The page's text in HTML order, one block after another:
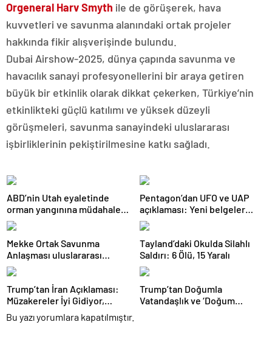
Orgeneral Harv Smyth ile de görüşerek, hava
kuvvetleri ve savunma alanındaki ortak projeler
hakkında fikir alışverişinde bulundu.
Dubai Airshow-2025, dünya çapında savunma ve
havacılık sanayi profesyonellerini bir araya getiren
büyük bir etkinlik olarak dikkat çekerken, Türkiye’nin
etkinlikteki güçlü katılımı ve yüksek düzeyli
görüşmeleri, savunma sanayindeki uluslararası
işbirliklerinin pekiştirilmesine katkı sağladı.
ABD’nin Utah eyaletinde
orman yangınına müdahale
eden helikopter düştü
Pentagon’dan UFO ve UAP
açıklaması: Yeni belgeler
kamuoyuyla paylaşıldı
Mekke Ortak Savunma
Anlaşması uluslararası
basında geniş yankı uyandırdı
Tayland’daki Okulda Silahlı
Saldırı: 6 Ölü, 15 Yaralı
Trump’tan İran Açıklaması:
Müzakereler İyi Gidiyor,
Anlaşma Sağlanabilir
Trump’tan Doğumla
Vatandaşlık ve ‘Doğum
Bu yazı yorumlara kapatılmıştır.